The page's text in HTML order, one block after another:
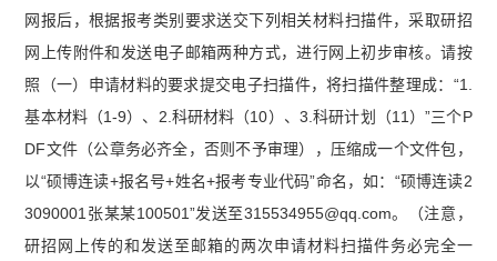
网报后，根据报考类别要求送交下列相关材料扫描件，采取研招
网上传附件和发送电子邮箱两种方式，进行网上初步审核。请按
照（一）申请材料的要求提交电子扫描件，将扫描件整理成：“1.
基本材料（1-9）、2.科研材料（10）、3.科研计划（11）”三个P
DF文件（公章务必齐全，否则不予审理），压缩成一个文件包，
以“硕博连读+报名号+姓名+报考专业代码”命名，如：“硕博连读2
3090001张某某100501”发送至315534955@qq.com。（注意，
研招网上传的和发送至邮箱的两次申请材料扫描件务必完全一